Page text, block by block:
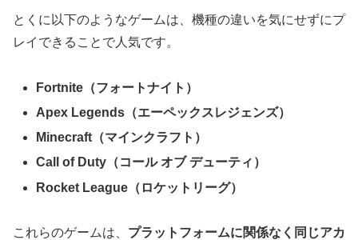
とくに以下のようなゲームは、機種の違いを気にせずにプ
レイできることで人気です。
Fortnite（フォートナイト）
Apex Legends（エーペックスレジェンズ）
Minecraft（マインクラフト）
Call of Duty（コール オブ デューティ）
Rocket League（ロケットリーグ）
これらのゲームは、 プラットフォームに関係なく同じアカ